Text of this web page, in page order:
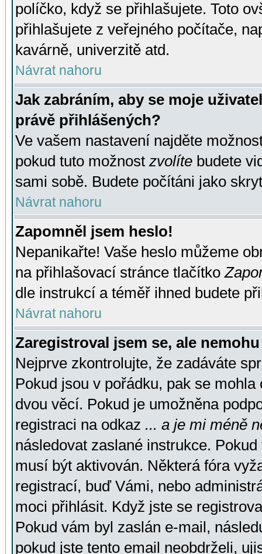
políčko, když se přihlašujete. Toto
přihlašujete z veřejného počítače,
kavárně, univerzitě atd.
Návrat nahoru
Jak zabráním, aby se moje
právě přihlášených?
Ve vašem nastavení najděte
pokud tuto možnost zvolíte budete
sami sobě. Budete počítáni jako
Návrat nahoru
Zapomněl jsem heslo!
Nepanikařte! Vaše heslo můžeme
na přihlašovací stránce tlačítko
dle instrukcí a téměř ihned budete
Návrat nahoru
Zaregistroval jsem se, ale
Nejprve zkontrolujte, že zadáváte
Pokud jsou v pořádku, pak se
dvou věcí. Pokud je umožněna
registraci na odkaz ... a je mi méně
následovat zaslané instrukce.
musí být aktivován. Některá fóra
registrací, buď Vámi, nebo
moci přihlásit. Když jste se
Pokud vám byl zaslán e-mail,
pokud jste tento email neobdrželi,